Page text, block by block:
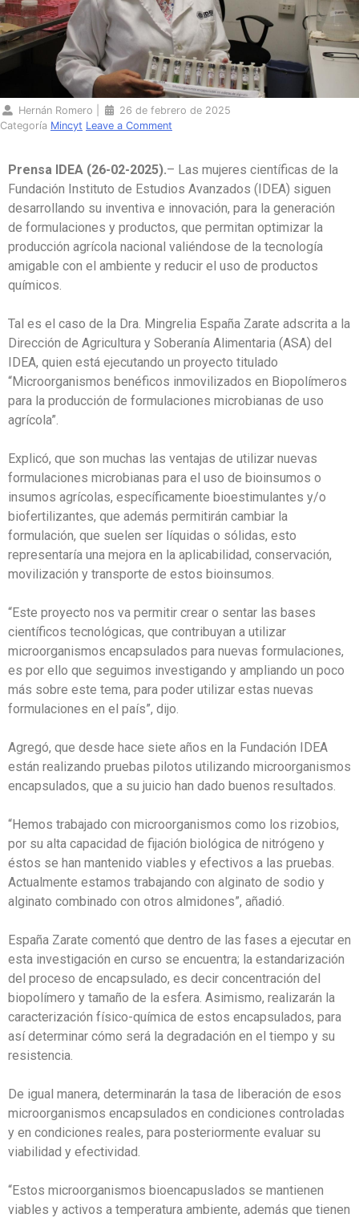
Hernán Romero
26 de febrero de 2025
Categoría Mincyt Leave a Comment
Prensa IDEA (26-02-2025).– Las mujeres científicas de la
Fundación Instituto de Estudios Avanzados (IDEA) siguen
desarrollando su inventiva e innovación, para la generación
de formulaciones y productos, que permitan optimizar la
producción agrícola nacional valiéndose de la tecnología
amigable con el ambiente y reducir el uso de productos
químicos.
Tal es el caso de la Dra. Mingrelia España Zarate adscrita a la
Dirección de Agricultura y Soberanía Alimentaria (ASA) del
IDEA, quien está ejecutando un proyecto titulado
“Microorganismos benéficos inmovilizados en Biopolímeros
para la producción de formulaciones microbianas de uso
agrícola”.
Explicó, que son muchas las ventajas de utilizar nuevas
formulaciones microbianas para el uso de bioinsumos o
insumos agrícolas, específicamente bioestimulantes y/o
biofertilizantes, que además permitirán cambiar la
formulación, que suelen ser líquidas o sólidas, esto
representaría una mejora en la aplicabilidad, conservación,
movilización y transporte de estos bioinsumos.
“Este proyecto nos va permitir crear o sentar las bases
científicos tecnológicas, que contribuyan a utilizar
microorganismos encapsulados para nuevas formulaciones,
es por ello que seguimos investigando y ampliando un poco
más sobre este tema, para poder utilizar estas nuevas
formulaciones en el país”, dijo.
Agregó, que desde hace siete años en la Fundación IDEA
están realizando pruebas pilotos utilizando microorganismos
encapsulados, que a su juicio han dado buenos resultados.
“Hemos trabajado con microorganismos como los rizobios,
por su alta capacidad de fijación biológica de nitrógeno y
éstos se han mantenido viables y efectivos a las pruebas.
Actualmente estamos trabajando con alginato de sodio y
alginato combinado con otros almidones”, añadió.
España Zarate comentó que dentro de las fases a ejecutar en
esta investigación en curso se encuentra; la estandarización
del proceso de encapsulado, es decir concentración del
biopolímero y tamaño de la esfera. Asimismo, realizarán la
caracterización físico-química de estos encapsulados, para
así determinar cómo será la degradación en el tiempo y su
resistencia.
De igual manera, determinarán la tasa de liberación de esos
microorganismos encapsulados en condiciones controladas
y en condiciones reales, para posteriormente evaluar su
viabilidad y efectividad.
“Estos microorganismos bioencapuslados se mantienen
viables y activos a temperatura ambiente, además que tienen